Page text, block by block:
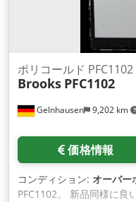
Gelnhausen 9,202 km
ポリコールド PFC1102
Brooks PFC1102
価格情報
コンディション: オーバー
PFC1102。 新品同様に